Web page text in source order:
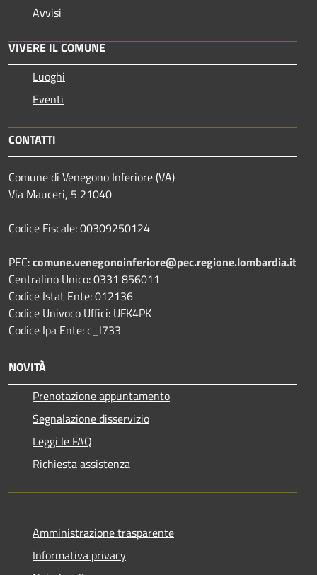
Avvisi
VIVERE IL COMUNE
Luoghi
Eventi
CONTATTI
Comune di Venegono Inferiore (VA)
Via Mauceri, 5 21040
Codice Fiscale: 00309250124
PEC:comune.venegonoinferiore@pec.regione.lombardia.it
Centralino Unico: 0331 856011
Codice Istat Ente: 012136
Codice Univoco Uffici: UFK4PK
Codice Ipa Ente: c_l733
NOVITÀ
Prenotazione appuntamento
Segnalazione disservizio
Leggi le FAQ
Richiesta assistenza
Amministrazione trasparente
Informativa privacy